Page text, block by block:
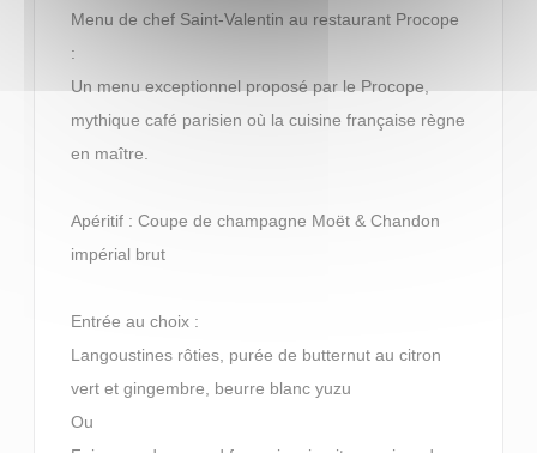
Menu de chef Saint-Valentin au restaurant Procope
:
Un menu exceptionnel proposé par le Procope,
mythique café parisien où la cuisine française règne
en maître.
Apéritif : Coupe de champagne Moët & Chandon
impérial brut
Entrée au choix :
Langoustines rôties, purée de butternut au citron
vert et gingembre, beurre blanc yuzu
Ou